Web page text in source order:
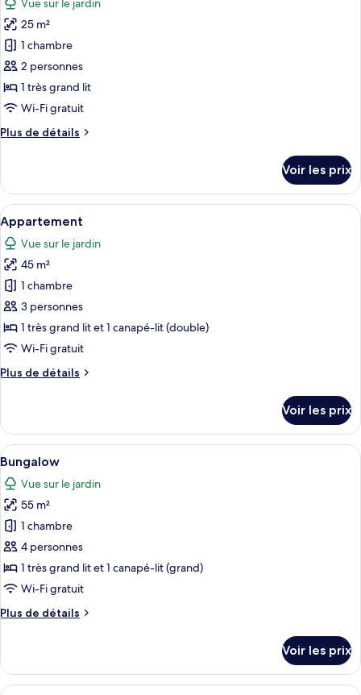
Chambre
Double
Deluxe
les
photos
pour
ce
type
de
chambre :
Chambre
Vue sur le jardin
25 m²
1 chambre
2 personnes
1 très grand lit
Wi-Fi gratuit
Plus de détails
Plus
le
type
de
chambre
Chambre
Double
Deluxe
Voir les prix
Afficher
toutes
les
photos
pour
ce
type
de
chambre :
Appartement
Une cuisine compacte équipée
7
Appartement
Vue sur le jardin
45 m²
1 chambre
3 personnes
1 très grand lit et 1 canapé-lit (double)
Wi-Fi gratuit
Plus de détails
Plus
le
type
de
chambre
Appartement
Voir les prix
Afficher
toutes
les
photos
pour
ce
type
de
chambre :
Bungalow
Une petite cabane en bois avec un
6
Bungalow
Vue sur le jardin
55 m²
1 chambre
4 personnes
1 très grand lit et 1 canapé-lit (grand)
Wi-Fi gratuit
Plus de détails
Plus
le
type
Voir les prix
Un salon moderne comprenant un